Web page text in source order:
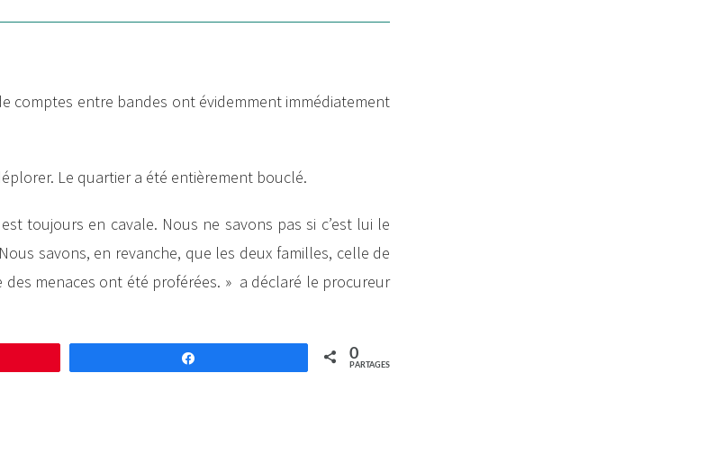
comptes entre bandes ont évidemment immédiatement
Le quartier a été entièrement bouclé.
toujours en cavale. Nous ne savons pas si c’est lui le
savons, en revanche, que les deux familles, celle de
menaces ont été proférées. » a déclaré le procureur
0
PARTAGES